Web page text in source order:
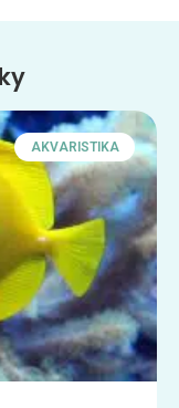
AKVARISTIKA